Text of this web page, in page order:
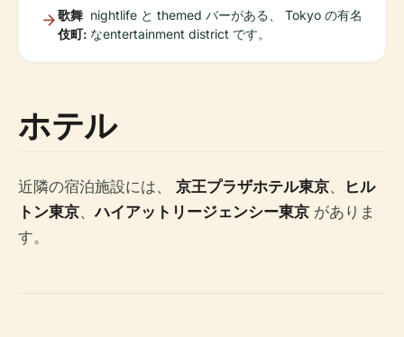
歌舞
伎町:
nightlife と themed バーがある、 Tokyo の有名
なentertainment district です。
ホテル
近隣の宿泊施設には、 京王プラザホテル東京、
ヒル
トン東京、ハイアットリージェンシー東京 がありま
す。